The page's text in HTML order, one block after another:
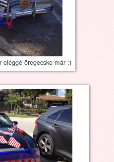
eléggé öregecske már :)